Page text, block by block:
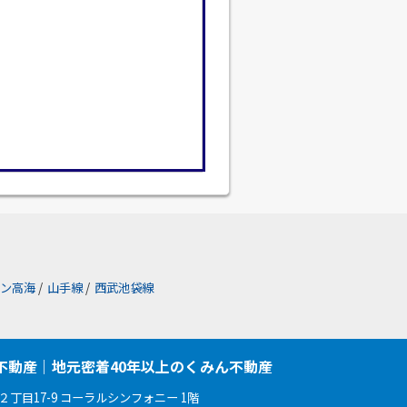
高海 / 山手線 / 西武池袋線
動産｜地元密着40年以上のくみん不動産
丁目17-9 コーラルシンフォニー 1階